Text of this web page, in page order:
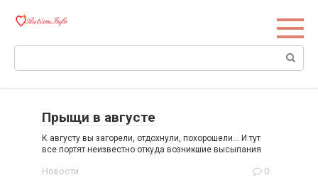
Поиск:
Прыщи в августе
К августу вы загорели, отдохнули, похорошели… И тут
все портят неизвестно откуда возникшие высыпания
Новости 0